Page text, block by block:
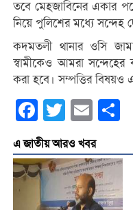
তবে মেহজাবিনের একার
নিয়ে পুলিশের মধ্যে সন্দেহ
কদমতলী থানার ওসি
স্বামীকেও আমরা সন্দেহের
করা হবে। সম্পত্তির
Facebook
Twitter Email
এ জাতীয় আরও খবর